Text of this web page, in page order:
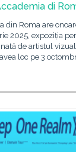
di
din Roma are
2025, expoziția
de artistul
loc pe 3